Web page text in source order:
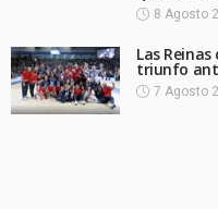
8 Agosto
Las
triunfo
7 Agosto